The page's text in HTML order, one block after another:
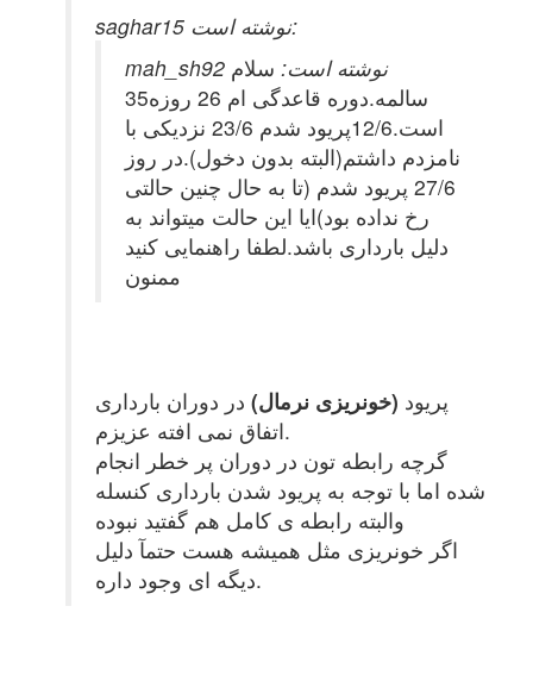
saghar15 نوشته است:
mah_sh92 نوشته است: سلام
35سالمه.دوره قاعدگی ام 26 روزه
است.12/6پریود شدم 23/6 نزدیکی با
نامزدم داشتم(البته بدون دخول).در روز
27/6 پریود شدم (تا به حال چنین حالتی
رخ نداده بود)ایا این حالت میتواند به
دلیل بارداری باشد.لطفا راهنمایی کنید
ممنون
پریود (خونریزی نرمال) در دوران بارداری
اتفاق نمی افته عزیزم.
گرچه رابطه تون در دوران پر خطر انجام
شده اما با توجه به پریود شدن بارداری کنسله
والبته رابطه ی کامل هم گفتید نبوده
اگر خونریزی مثل همیشه هست حتمآ دلیل
دیگه ای وجود داره.